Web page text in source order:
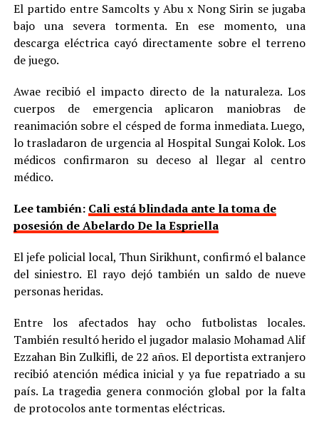
El partido entre Samcolts y Abu x Nong Sirin se jugaba
bajo una severa tormenta. En ese momento, una
descarga eléctrica cayó directamente sobre el terreno
de juego.
Awae recibió el impacto directo de la naturaleza. Los
cuerpos de emergencia aplicaron maniobras de
reanimación sobre el césped de forma inmediata. Luego,
lo trasladaron de urgencia al Hospital Sungai Kolok. Los
médicos confirmaron su deceso al llegar al centro
médico.
Lee también: Cali está blindada ante la toma de
posesión de Abelardo De la Espriella
El jefe policial local, Thun Sirikhunt, confirmó el balance
del siniestro. El rayo dejó también un saldo de nueve
personas heridas.
Entre los afectados hay ocho futbolistas locales.
También resultó herido el jugador malasio Mohamad Alif
Ezzahan Bin Zulkifli, de 22 años. El deportista extranjero
recibió atención médica inicial y ya fue repatriado a su
país. La tragedia genera conmoción global por la falta
de protocolos ante tormentas eléctricas.